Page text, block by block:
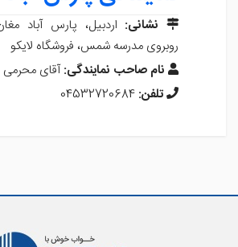
نشانی: اردبیل، پارس آباد
روبروی مدرسه شمس، فروشگاه لایکو
نام صاحب نمایندگی:آقای محرمی
تلفن: 04532720684